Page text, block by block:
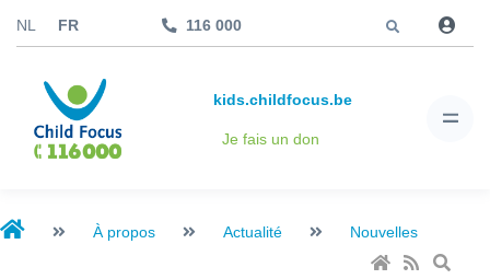
NL FR 116 000
kids.childfocus.be
Je fais un don
À propos Actualité Nouvelles